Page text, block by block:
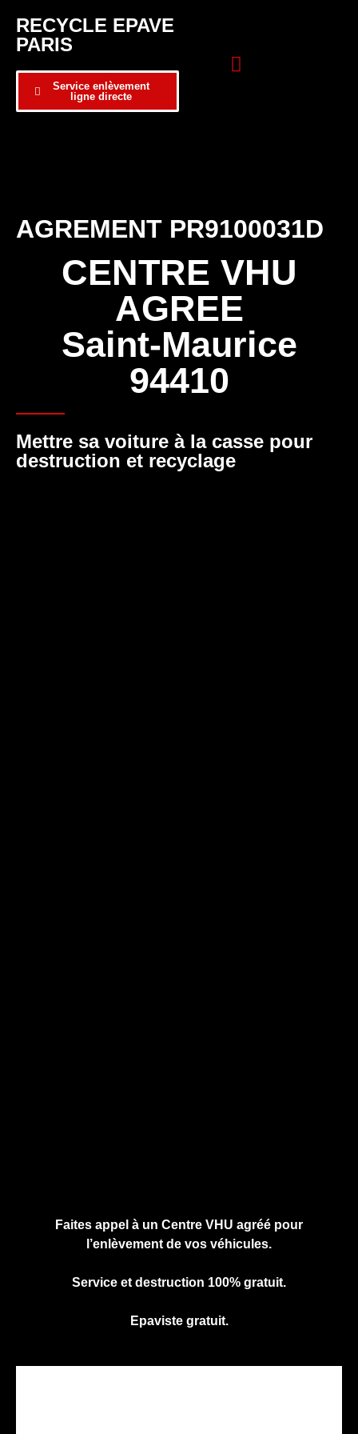
RECYCLE EPAVE
PARIS
Service enlèvement
ligne directe
AGREMENT PR9100031D
CENTRE VHU
AGREE
Saint-Maurice
94410
Mettre sa voiture à la casse pour
destruction et recyclage
Faites appel à un Centre VHU agréé pour
l’enlèvement de vos véhicules.
Service et destruction 100% gratuit.
Epaviste gratuit.